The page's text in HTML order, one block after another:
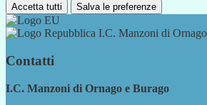
Accetta tutti Salva le preferenze
I.C. Manzoni di
Contatti
I.C. Manzoni di Ornago e Burago